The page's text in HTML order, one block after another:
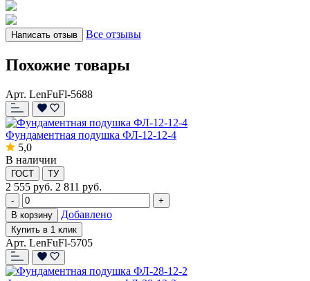
Написать отзыв Все отзывы
Похожие товары
Арт. LenFuFl-5688
Фундаментная подушка ФЛ-12-12-4
5,0
В наличии
ГОСТ ТУ
2 555 руб. 2 811 руб.
-
+
В корзину
Добавлено
Купить в 1 клик
Арт. LenFuFl-5705